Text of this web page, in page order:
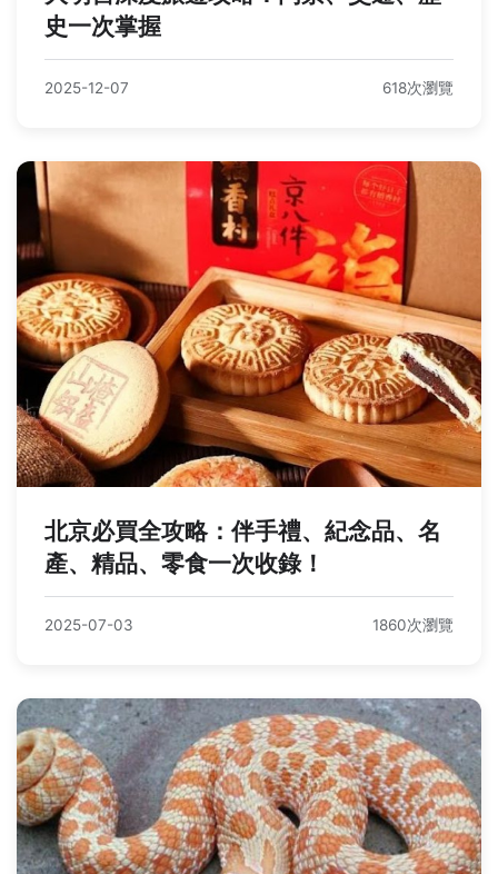
史一次掌握
2025-12-07 618次瀏覽
北京必買全攻略：伴手禮、紀念品、名
產、精品、零食一次收錄！
2025-07-03 1860次瀏覽